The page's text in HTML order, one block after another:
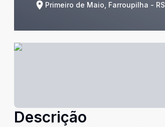
Primeiro de Maio, Farroupilha - RS
Descrição